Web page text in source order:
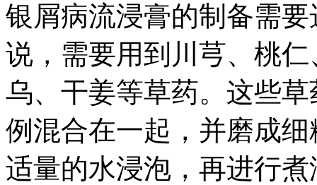
银屑病流浸膏的制备需
说，需要用到川芎、桃
乌、干姜等草药。这些
例混合在一起，并磨成
适量的水浸泡，再进行